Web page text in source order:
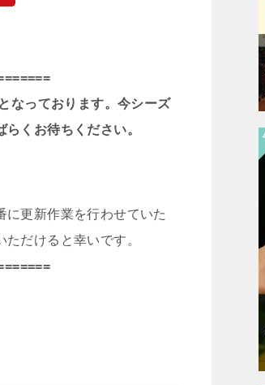
=
なっております。今シーズ
くお待ちください。
更新作業を行わせていた
ただけると幸いです。